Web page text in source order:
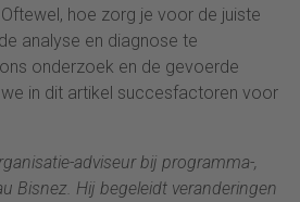
hoe zorg je voor de juiste
analyse en diagnose te
onderzoek en de gevoerde
in dit artikel succesfactoren voor
adviseur bij programma-,
Bisnez. Hij begeleidt veranderingen